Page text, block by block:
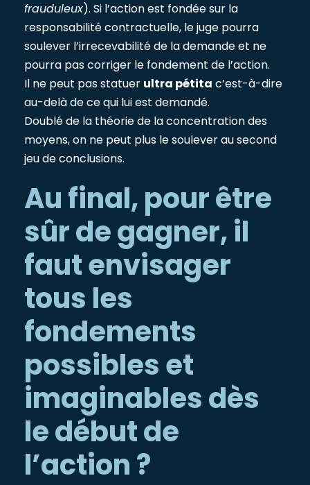
frauduleux). Si l’action est fondée sur la
responsabilité contractuelle, le juge pourra
soulever l’irrecevabilité de la demande et ne
pourra pas corriger le fondement de l’action.
Il ne peut pas statuer ultra pétita c’est-à-dire
au-delà de ce qui lui est demandé.
Doublé de la théorie de la concentration des
moyens, on ne peut plus le soulever au second
jeu de conclusions.
Au final, pour être
sûr de gagner, il
faut envisager
tous les
fondements
possibles et
imaginables dès
le début de
l’action ?